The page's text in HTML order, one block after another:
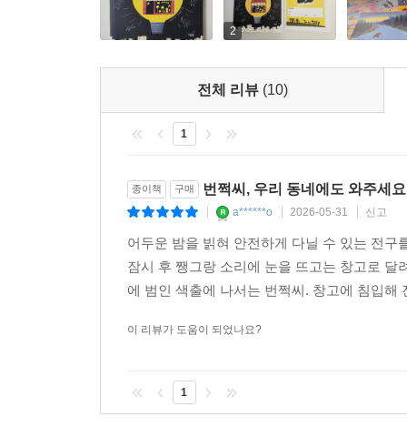
2
전체 리뷰 (10)
1
종이책 구매 번쩍씨, 우리 동네에도 와주세
a******o 2026-05-31 신고
어두운 밤을 빍혀 안전하게 다닐 수 있는 전
잠시 후 쨍그랑 소리에 눈을 뜨고는 창고로
에 범인 색출에 나서는 번쩍씨. 창고에 침입
이 리뷰가 도움이 되었나요?
1